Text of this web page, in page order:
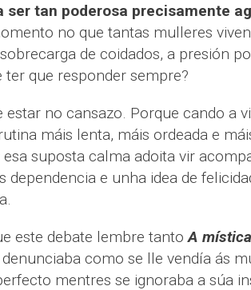
ser tan poderosa precisamente
no que tantas mulleres
de coidados, a presión
ter que responder sempre?
estar no cansazo. Porque cando a
máis lenta, máis ordeada e
suposta calma adoita vir
dependencia e unha idea de
este debate lembre tanto A
denunciaba como se lle vendía ás
mentres se ignoraba a súa